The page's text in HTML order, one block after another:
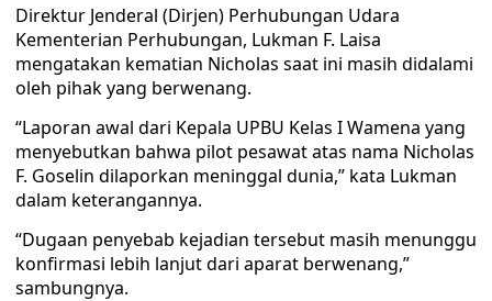
Direktur Jenderal (Dirjen) Perhubungan Udara
Kementerian Perhubungan, Lukman F. Laisa
mengatakan kematian Nicholas saat ini masih didalami
oleh pihak yang berwenang.
“Laporan awal dari Kepala UPBU Kelas I Wamena yang
menyebutkan bahwa pilot pesawat atas nama Nicholas
F. Goselin dilaporkan meninggal dunia,” kata Lukman
dalam keterangannya.
“Dugaan penyebab kejadian tersebut masih menunggu
konfirmasi lebih lanjut dari aparat berwenang,”
sambungnya.